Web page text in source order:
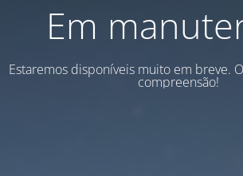
Em
Estaremos disponíveis muito em breve.
compreensão!